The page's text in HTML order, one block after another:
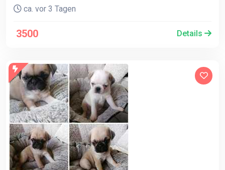
ca. vor 3 Tagen
3500 Details